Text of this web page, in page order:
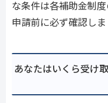
な条件は各補助金制
申請前に必ず確認しま
あなたはいくら受け